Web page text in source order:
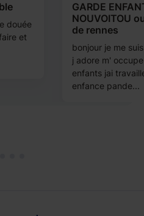
douée
et
GARDE
NOUVOITOU
de rennes
bonjour je me
j adore m'
enfants jai
enfance pande...